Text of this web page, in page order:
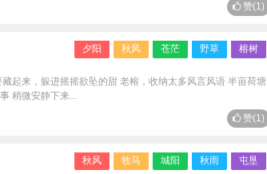
赞(1)
夕阳 秋风 苍茫 野草 榕树
起来，躲进摇摇欲坠的甜 老榕，收纳太多风言风语 半亩荷塘
稍微安静下来...
赞(1)
秋风 牧马 城阳 秋雨 屯垦